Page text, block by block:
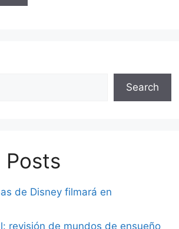
Search
Posts
de Disney filmará en
revisión de mundos de ensueño